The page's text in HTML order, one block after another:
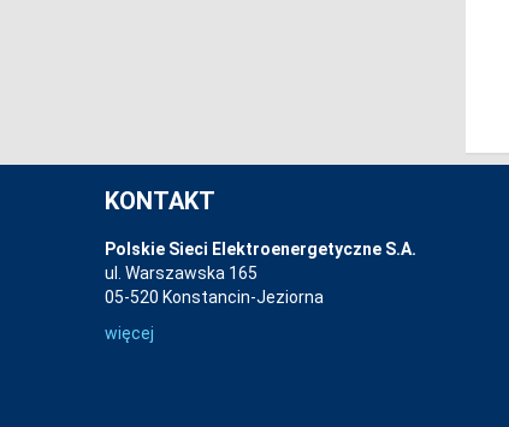
KONTAKT
Polskie Sieci Elektroenergetyczne S.A.
ul. Warszawska 165
05-520 Konstancin-Jeziorna
więcej